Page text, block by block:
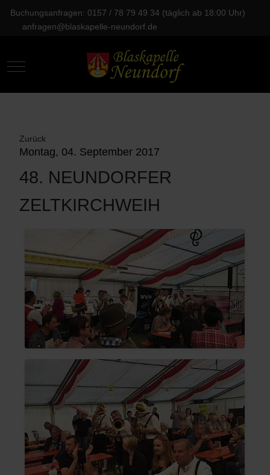
Buchungsanfragen: 0157 / 78 79 49 34 (täglich ab 18:00 Uhr)
anfragen@blaskapelle-neundorf.de
Mobile Menu Toggle
Zurück
Montag, 04. September 2017
48. NEUNDORFER
ZELTKIRCHWEIH